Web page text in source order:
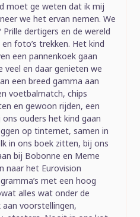
moet ge weten dat ik mij
we het ervan nemen. We
dertigers en de wereld
foto’s trekken. Het kind
een pannenkoek gaan
veel en daar genieten we
een breed gamma aan
voetbalmatch, chips
en gewoon rijden, een
ouders het kind gaan
op tinternet, samen in
in ons boek zitten, bij ons
bij Bobonne en Meme
naar het Eurovision
met een hoog
alles wat onder de
aan voorstellingen,